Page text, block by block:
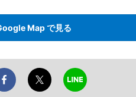
Map で見る